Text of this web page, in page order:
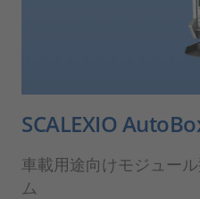
SCALEXIO
車載用途向けモジュー
ム